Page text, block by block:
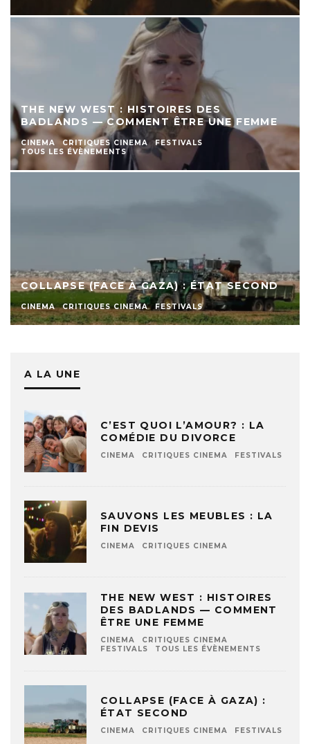
THE NEW WEST : HISTOIRES DES
BADLANDS — COMMENT ÊTRE UNE FEMME
CINEMA CRITIQUES CINEMA
FESTIVALS
TOUS LES ÉVÈNEMENTS
COLLAPSE (FACE À GAZA) : ÉTAT SECOND
CINEMA CRITIQUES CINEMA FESTIVALS
A LA UNE
C’EST QUOI L’AMOUR? : LA
COMÉDIE DU DIVORCE
CINEMA CRITIQUES CINEMA FESTIVALS
SAUVONS LES MEUBLES : LA
FIN DEVIS
CINEMA CRITIQUES CINEMA
THE NEW WEST : HISTOIRES
DES BADLANDS — COMMENT
ÊTRE UNE FEMME
CINEMA
CRITIQUES CINEMA
FESTIVALS
TOUS LES ÉVÈNEMENTS
COLLAPSE (FACE À GAZA) :
ÉTAT SECOND
CINEMA CRITIQUES CINEMA FESTIVALS